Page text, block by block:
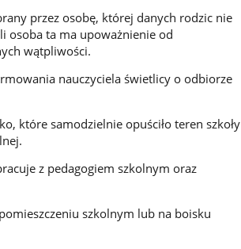
przez osobę, której danych rodzic nie
osoba ta ma upoważnienie od
wątpliwości.
nauczyciela świetlicy o odbiorze
które samodzielnie opuściło teren szkoły
z pedagogiem szkolnym oraz
szkolnym lub na boisku